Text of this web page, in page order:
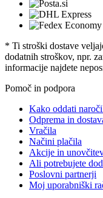
* Ti stroški dostave
dodatnih stroškov, npr.
informacije najdete
Pomoč in podpora
Kako oddati
Odprema in
Vračila
Načini plačila
Akcije in
Ali potrebujete
Poslovni partnerji
Moj uporabniški